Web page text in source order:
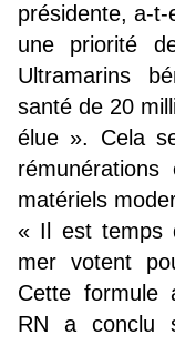
présidente, a-
une priorité
Ultramarins
santé de 20
élue ». Cela
matériels
« Il est temps
mer votent
Cette formule
RN a conclu